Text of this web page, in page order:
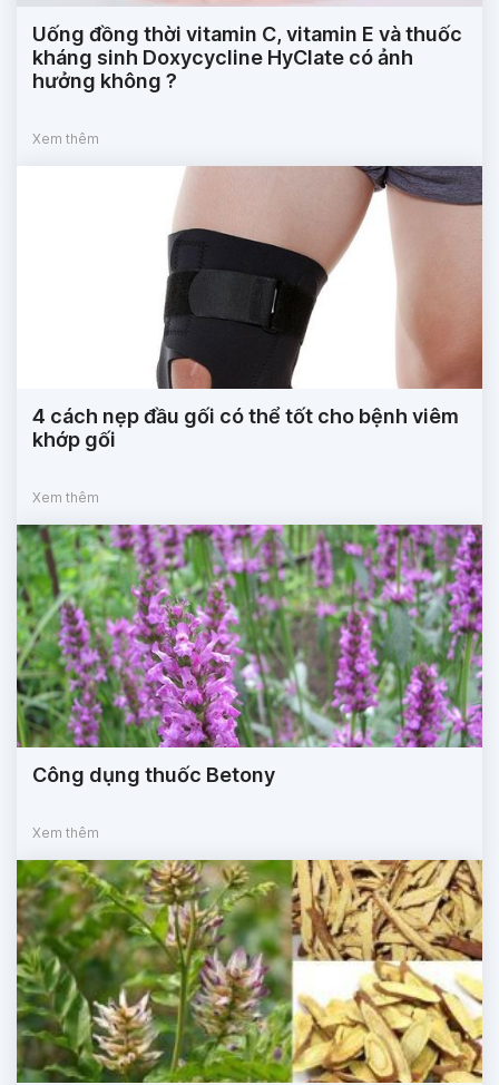
Uống đồng thời vitamin C, vitamin E và thuốc
kháng sinh Doxycycline HyClate có ảnh
hưởng không ?
Xem thêm
4 cách nẹp đầu gối có thể tốt cho bệnh viêm
khớp gối
Xem thêm
Công dụng thuốc Betony
Xem thêm